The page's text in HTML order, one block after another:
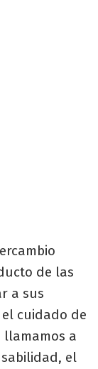
de las
a sus
cuidado de
a
el